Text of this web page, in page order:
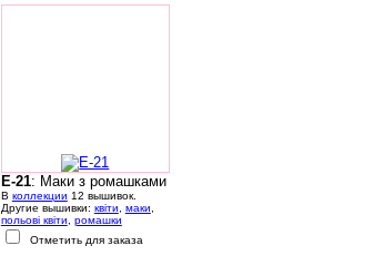
E-21: Маки з ромашками
В коллекции 12 вышивок.
Другие вышивки: квіти маки
польові квіти
ромашки
Отметить для заказа